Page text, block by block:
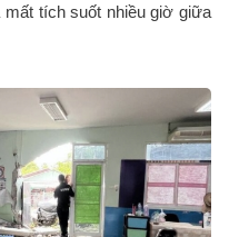
mất tích suốt nhiều giờ giữa